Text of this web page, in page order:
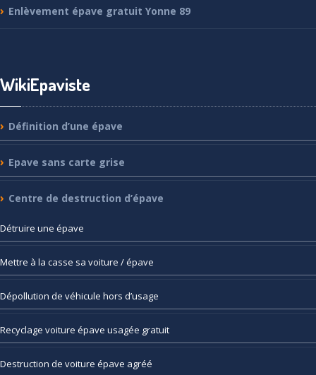
Enlèvement épave gratuit Yonne 89
WikiEpaviste
Définition d’une épave
Epave sans carte grise
Centre de destruction d’épave
Détruire une épave
Mettre à la casse sa voiture / épave
Dépollution de véhicule hors d’usage
Recyclage voiture épave usagée gratuit
Destruction de voiture épave agréé